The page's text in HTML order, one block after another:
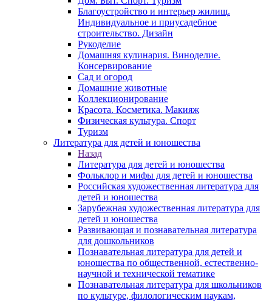
Благоустройство и интерьер жилищ.
Индивидуальное и приусадебное
строительство. Дизайн
Рукоделие
Домашняя кулинария. Виноделие.
Консервирование
Сад и огород
Домашние животные
Коллекционирование
Красота. Косметика. Макияж
Физическая культура. Спорт
Туризм
Литература для детей и юношества
Назад
Литература для детей и юношества
Фольклор и мифы для детей и юношества
Российская художественная литература для
детей и юношества
Зарубежная художественная литература для
детей и юношества
Развивающая и познавательная литература
для дошкольников
Познавательная литература для детей и
юношества по общественной, естественно-
научной и технической тематике
Познавательная литература для школьников
по культуре, филологическим наукам,